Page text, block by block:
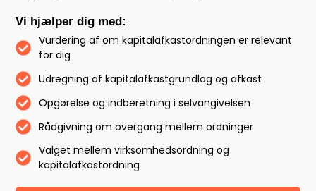
Vi hjælper dig med:
Vurdering af om kapitalafkastordningen er relevant
for dig
Udregning af kapitalafkastgrundlag og afkast
Opgørelse og indberetning i selvangivelsen
Rådgivning om overgang mellem ordninger
Valget mellem virksomhedsordning og
kapitalafkastordning